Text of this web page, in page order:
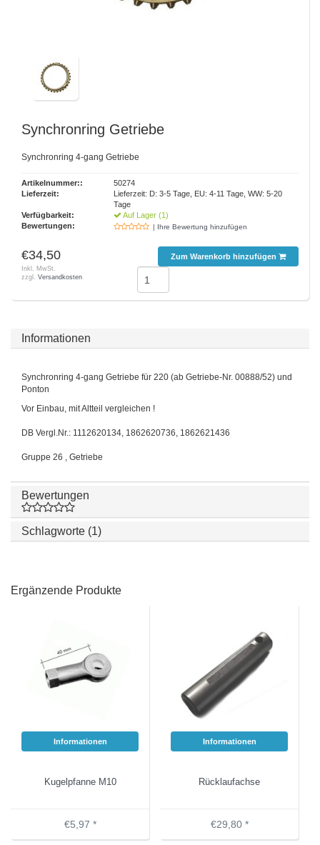
Synchronring Getriebe
Synchronring 4-gang Getriebe
Artikelnummer::
50274
Lieferzeit:
Lieferzeit: D: 3-5 Tage, EU: 4-11 Tage, WW: 5-20
Tage
Verfügbarkeit:
Auf Lager (1)
Bewertungen:
| Ihre Bewertung hinzufügen
€34,50
Inkl. MwSt.
zzgl. Versandkosten
Zum Warenkorb hinzufügen
Informationen
Synchronring 4-gang Getriebe für 220 (ab Getriebe-Nr. 00888/52) und
Ponton
Vor Einbau, mit Altteil vergleichen !
DB Vergl.Nr.: 1112620134, 1862620736, 1862621436
Gruppe 26 , Getriebe
Bewertungen
Schlagworte (1)
Ergänzende Produkte
Informationen
Kugelpfanne M10
€5,97 *
Informationen
Rücklaufachse
€29,80 *